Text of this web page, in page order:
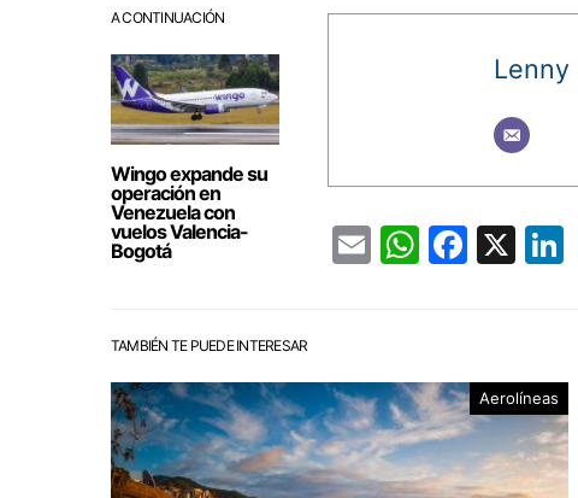
A CONTINUACIÓN
Wingo expande su
operación en
Venezuela con
vuelos Valencia-
Bogotá
Lenny
Email X
TAMBIÉN TE PUEDE INTERESAR
Aerolíneas